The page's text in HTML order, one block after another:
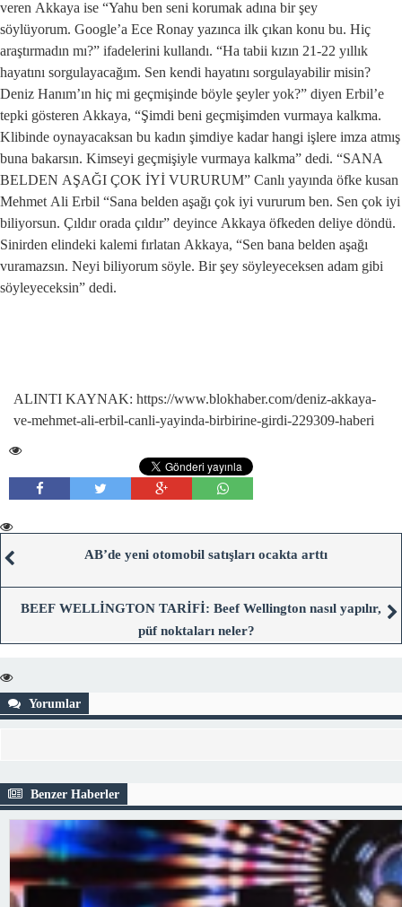
veren Akkaya ise “Yahu ben seni korumak adına bir şey
söylüyorum. Google’a Ece Ronay yazınca ilk çıkan konu bu. Hiç
araştırmadın mı?” ifadelerini kullandı. “Ha tabii kızın 21-22 yıllık
hayatını sorgulayacağım. Sen kendi hayatını sorgulayabilir misin?
Deniz Hanım’ın hiç mi geçmişinde böyle şeyler yok?” diyen Erbil’e
tepki gösteren Akkaya, “Şimdi beni geçmişimden vurmaya kalkma.
Klibinde oynayacaksan bu kadın şimdiye kadar hangi işlere imza atmış
buna bakarsın. Kimseyi geçmişiyle vurmaya kalkma” dedi. “SANA
BELDEN AŞAĞI ÇOK İYİ VURURUM” Canlı yayında öfke kusan
Mehmet Ali Erbil “Sana belden aşağı çok iyi vururum ben. Sen çok iyi
biliyorsun. Çıldır orada çıldır” deyince Akkaya öfkeden deliye döndü.
Sinirden elindeki kalemi fırlatan Akkaya, “Sen bana belden aşağı
vuramazsın. Neyi biliyorum söyle. Bir şey söyleyeceksen adam gibi
söyleyeceksin” dedi.
ALINTI KAYNAK: https://www.blokhaber.com/deniz-akkaya-
ve-mehmet-ali-erbil-canli-yayinda-birbirine-girdi-229309-haberi
AB’de yeni otomobil satışları ocakta arttı
BEEF WELLİNGTON TARİFİ: Beef Wellington nasıl yapılır,
püf noktaları neler?
Yorumlar
Benzer Haberler